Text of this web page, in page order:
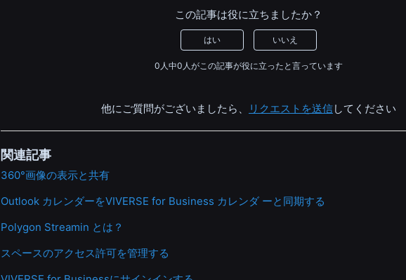
この記事は役に立ちましたか？
はい いいえ
0人中0人がこの記事が役に立ったと言っています
他にご質問がございましたら、 リクエストを送信してください
関連記事
360°画像の表示と共有
Outlook カレンダーをVIVERSE for Business カレンダ ーと同期する
Polygon Streamin とは？
スペースのアクセス許可を管理する